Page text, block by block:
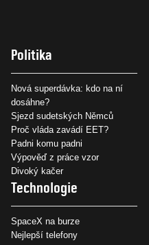
Politika
Nová superdávka: kdo na ní
dosáhne?
Sjezd sudetských Němců
Proč vláda zavádí EET?
Padni komu padni
Výpověď z práce vzor
Divoký kačer
Technologie
SpaceX na burze
Nejlepší telefony